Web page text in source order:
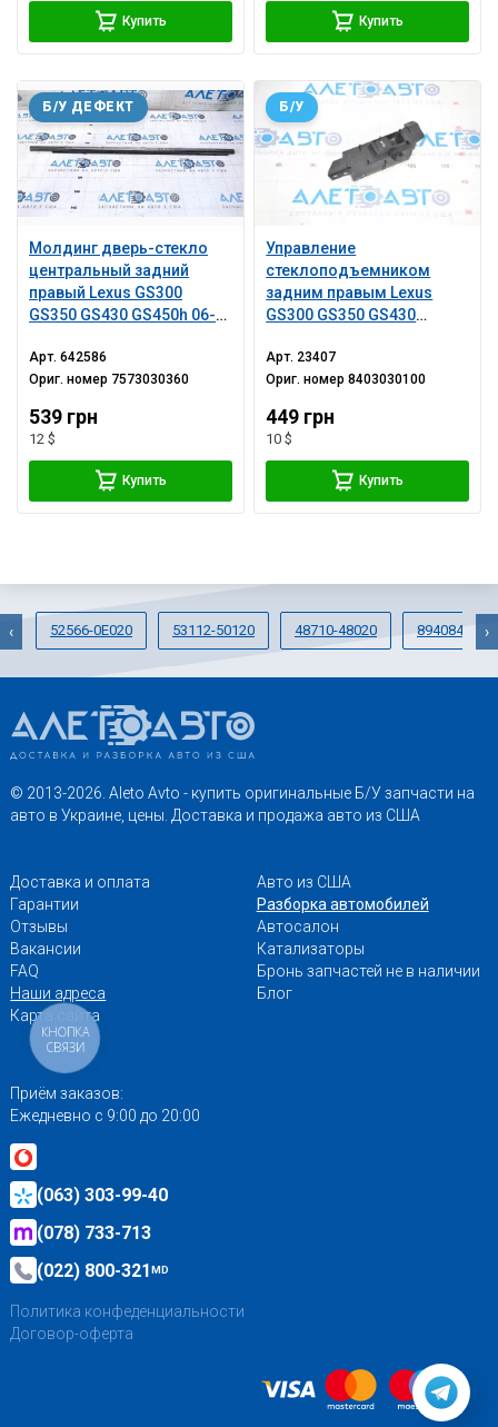
Купить Купить
Молдинг дверь-стекло
центральный задний
правый Lexus GS300
GS350 GS430 GS450h 06-
Б/У ДЕФЕКТ
Арт.642586
Ориг. номер 7573030360
539 грн
12 $
Купить
Управление
стеклоподъемником
задним правым Lexus
GS300 GS350 GS430
Б/У
Арт. 23407
Ориг. номер8403030100
449 грн
10 $
Купить
52566-0E020 53112-50120 48710-48020 8940848030
‹ ›
© 2013-2026. Aleto Avto - купить оригинальные Б/У запчасти на
авто в Украине, цены. Доставка и продажа авто из США
Доставка и оплата
Гарантии
Отзывы
Вакансии
FAQ
Наши адреса
Карта сайта
Авто из США
Разборка автомобилей
Автосалон
Катализаторы
Бронь запчастей не в наличии
Блог
Приём заказов:
Ежедневно с 9:00 до 20:00
(063) 303-99-40
(078) 733-713
(022) 800-321MD
Политика конфеденциальности
Договор-оферта
КНОПКА
СВЯЗИ